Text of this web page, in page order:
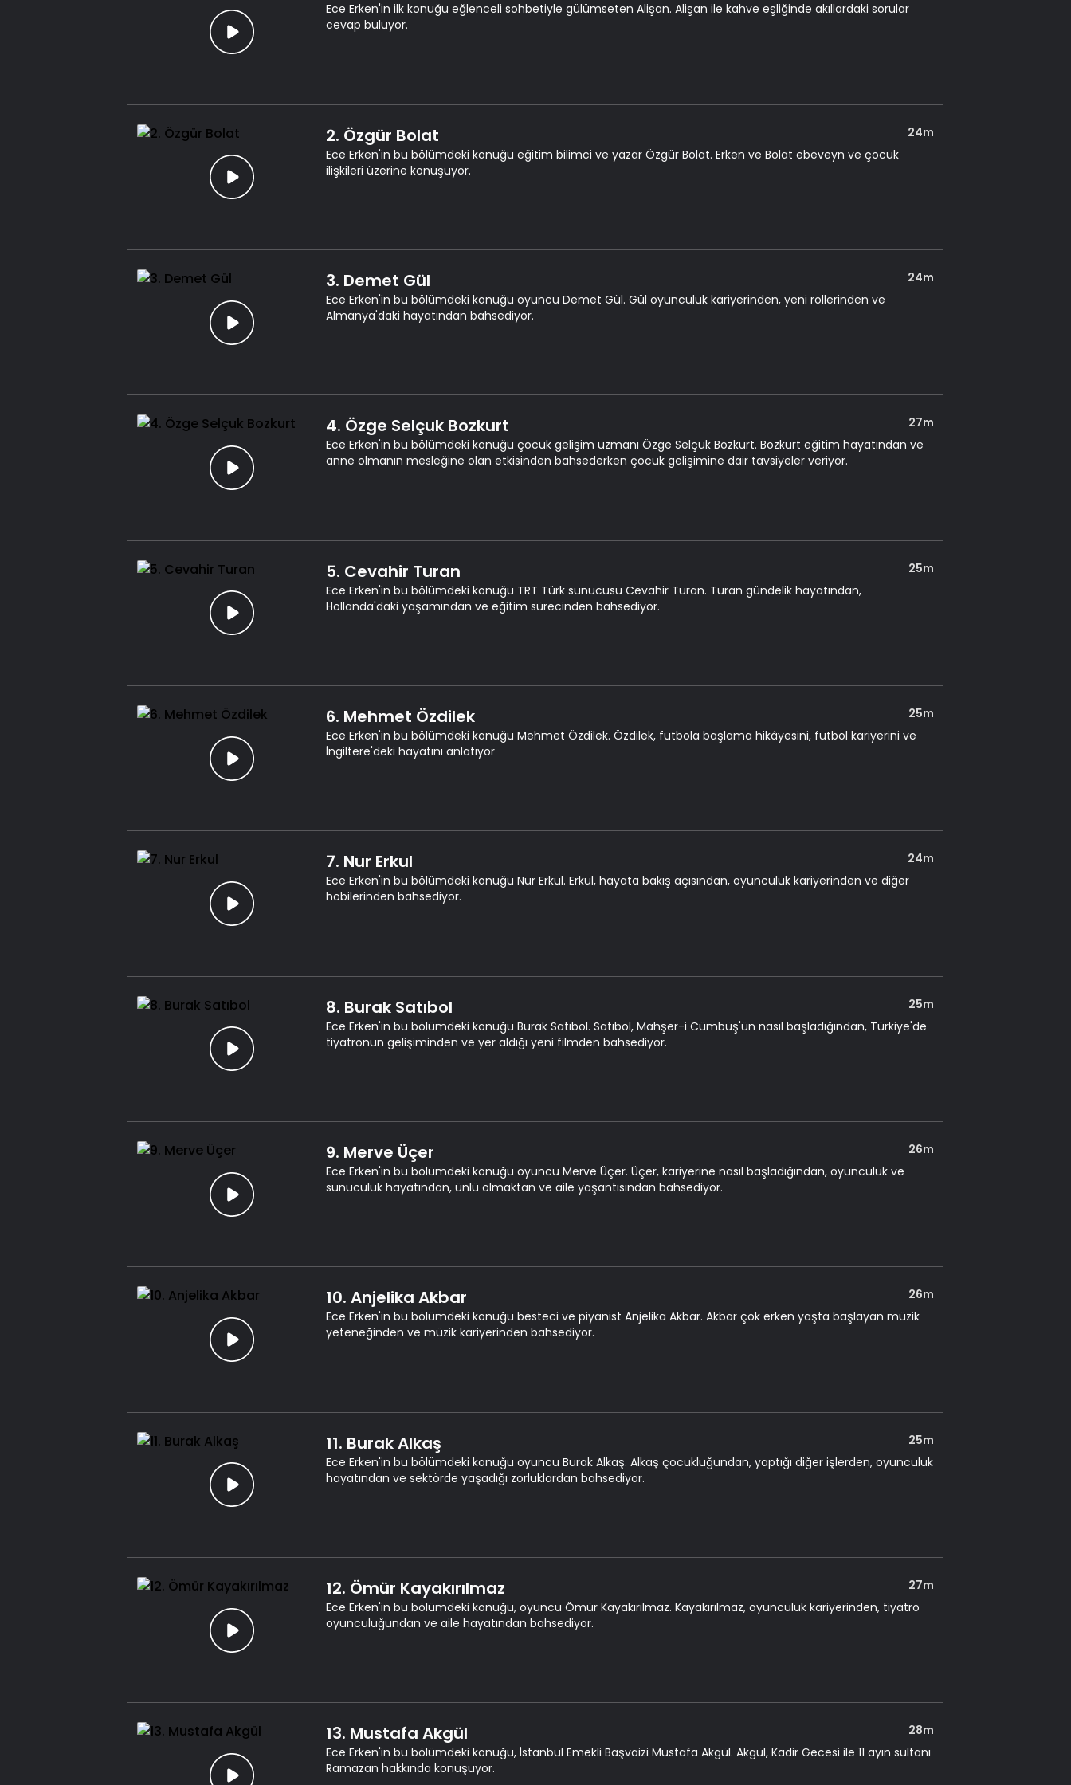
Ece Erken'in ilk konuğu eğlenceli sohbetiyle gülümseten Alişan. Alişan ile kahve eşliğinde akıllardaki sorular
cevap buluyor.
2. Özgür Bolat
24m
Ece Erken'in bu bölümdeki konuğu eğitim bilimci ve yazar Özgür Bolat. Erken ve Bolat ebeveyn ve çocuk
ilişkileri üzerine konuşuyor.
3. Demet Gül
24m
Ece Erken'in bu bölümdeki konuğu oyuncu Demet Gül. Gül oyunculuk kariyerinden, yeni rollerinden ve
Almanya'daki hayatından bahsediyor.
4. Özge Selçuk Bozkurt
27m
Ece Erken'in bu bölümdeki konuğu çocuk gelişim uzmanı Özge Selçuk Bozkurt. Bozkurt eğitim hayatından ve
anne olmanın mesleğine olan etkisinden bahsederken çocuk gelişimine dair tavsiyeler veriyor.
5. Cevahir Turan
25m
Ece Erken'in bu bölümdeki konuğu TRT Türk sunucusu Cevahir Turan. Turan gündelik hayatından,
Hollanda'daki yaşamından ve eğitim sürecinden bahsediyor.
6. Mehmet Özdilek
25m
Ece Erken'in bu bölümdeki konuğu Mehmet Özdilek. Özdilek, futbola başlama hikâyesini, futbol kariyerini ve
İngiltere'deki hayatını anlatıyor
7. Nur Erkul
24m
Ece Erken'in bu bölümdeki konuğu Nur Erkul. Erkul, hayata bakış açısından, oyunculuk kariyerinden ve diğer
hobilerinden bahsediyor.
8. Burak Satıbol
25m
Ece Erken'in bu bölümdeki konuğu Burak Satıbol. Satıbol, Mahşer-i Cümbüş'ün nasıl başladığından, Türkiye'de
tiyatronun gelişiminden ve yer aldığı yeni filmden bahsediyor.
9. Merve Üçer
26m
Ece Erken'in bu bölümdeki konuğu oyuncu Merve Üçer. Üçer, kariyerine nasıl başladığından, oyunculuk ve
sunuculuk hayatından, ünlü olmaktan ve aile yaşantısından bahsediyor.
10. Anjelika Akbar
26m
Ece Erken'in bu bölümdeki konuğu besteci ve piyanist Anjelika Akbar. Akbar çok erken yaşta başlayan müzik
yeteneğinden ve müzik kariyerinden bahsediyor.
11. Burak Alkaş
25m
Ece Erken'in bu bölümdeki konuğu oyuncu Burak Alkaş. Alkaş çocukluğundan, yaptığı diğer işlerden, oyunculuk
hayatından ve sektörde yaşadığı zorluklardan bahsediyor.
12. Ömür Kayakırılmaz
27m
Ece Erken'in bu bölümdeki konuğu, oyuncu Ömür Kayakırılmaz. Kayakırılmaz, oyunculuk kariyerinden, tiyatro
oyunculuğundan ve aile hayatından bahsediyor.
13. Mustafa Akgül
28m
Ece Erken'in bu bölümdeki konuğu, İstanbul Emekli Başvaizi Mustafa Akgül. Akgül, Kadir Gecesi ile 11 ayın sultanı
Ramazan hakkında konuşuyor.